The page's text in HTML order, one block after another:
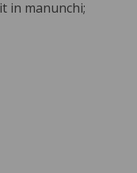
in manunchi;